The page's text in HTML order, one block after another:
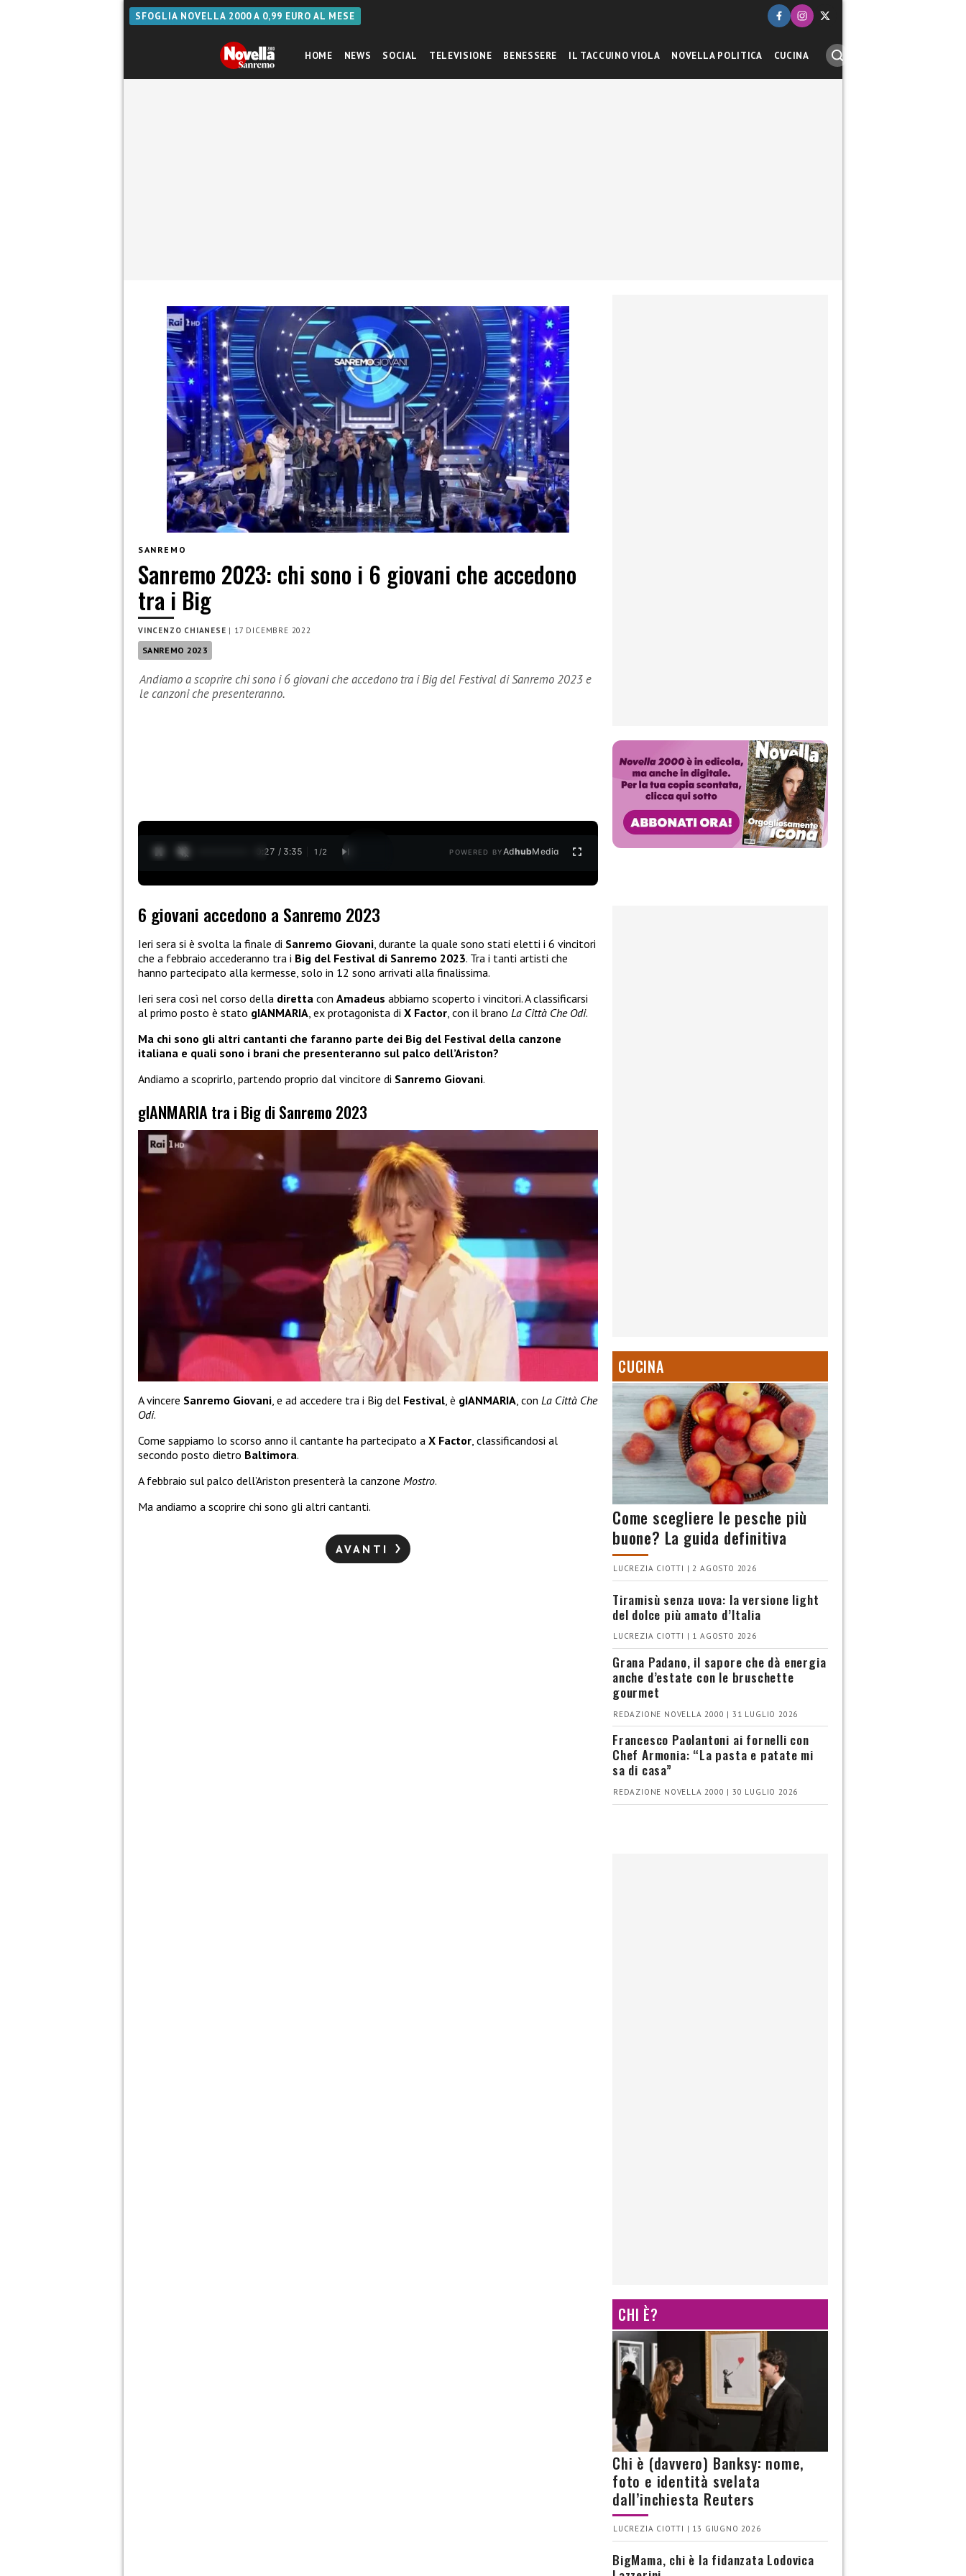
SFOGLIA NOVELLA 2000 A 0,99 EURO AL MESE
HOME NEWS SOCIAL TELEVISIONE BENESSERE IL TACCUINO VIOLA NOVELLA POLITICA CUCINA
SANREMO
Sanremo 2023: chi sono i 6 giovani che accedono
tra i Big
VINCENZO CHIANESE | 17 DICEMBRE 2022
SANREMO 2023
Andiamo a scoprire chi sono i 6 giovani che accedono tra i Big del Festival di Sanremo 2023 e
le canzoni che presenteranno.
0:28 / 3:35 1 /2 POWERED BYAdhubMedia
6 giovani accedono a Sanremo 2023
Ieri sera si è svolta la finale di Sanremo Giovani, durante la quale sono stati eletti i 6 vincitori
che a febbraio accederanno tra i Big del Festival di Sanremo 2023. Tra i tanti artisti che
hanno partecipato alla kermesse, solo in 12 sono arrivati alla finalissima.
Ieri sera così nel corso della diretta con Amadeus abbiamo scoperto i vincitori. A classificarsi
al primo posto è stato gIANMARIA, ex protagonista di X Factor, con il brano La Città Che Odi.
Ma chi sono gli altri cantanti che faranno parte dei Big del Festival della canzone
italiana e quali sono i brani che presenteranno sul palco dell’Ariston?
Andiamo a scoprirlo, partendo proprio dal vincitore di Sanremo Giovani.
gIANMARIA tra i Big di Sanremo 2023
A vincere Sanremo Giovani, e ad accedere tra i Big del Festival, è gIANMARIA, con La Città Che
Odi.
Come sappiamo lo scorso anno il cantante ha partecipato a X Factor, classificandosi al
secondo posto dietro Baltimora.
A febbraio sul palco dell’Ariston presenterà la canzone Mostro.
Ma andiamo a scoprire chi sono gli altri cantanti.
AVANTI
CUCINA
Come scegliere le pesche più
buone? La guida definitiva
LUCREZIA CIOTTI | 2 AGOSTO 2026
Tiramisù senza uova: la versione light
del dolce più amato d’Italia
LUCREZIA CIOTTI | 1 AGOSTO 2026
Grana Padano, il sapore che dà energia
anche d’estate con le bruschette
gourmet
REDAZIONE NOVELLA 2000 | 31 LUGLIO 2026
Francesco Paolantoni ai fornelli con
Chef Armonia: “La pasta e patate mi
sa di casa”
REDAZIONE NOVELLA 2000 | 30 LUGLIO 2026
CHI È?
Chi è (davvero) Banksy: nome,
foto e identità svelata
dall’inchiesta Reuters
LUCREZIA CIOTTI | 13 GIUGNO 2026
BigMama, chi è la fidanzata Lodovica